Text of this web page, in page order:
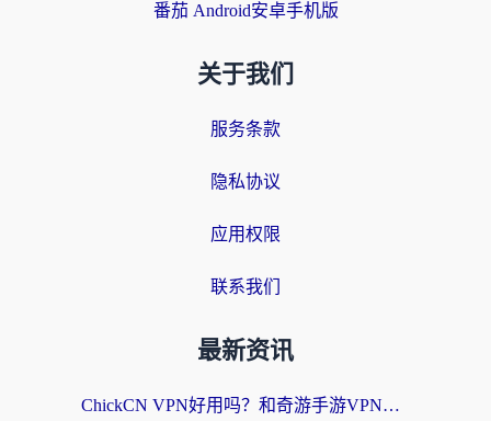
番茄 Android安卓手机版
关于我们
服务条款
隐私协议
应用权限
联系我们
最新资讯
ChickCN VPN好用吗？和奇游手游VPN对比哪个回国效果更好？海外党亲测实用指南